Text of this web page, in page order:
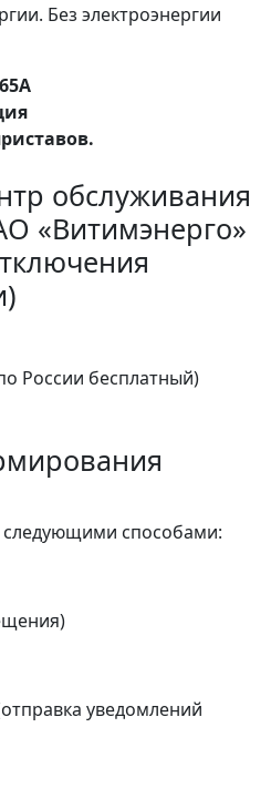
Без электроэнергии
обслуживания
«Витимэнерго»
России бесплатный)
способами:
уведомлений